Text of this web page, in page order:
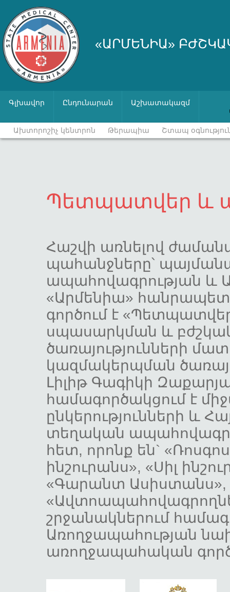
«ԱՐՄԵՆԻԱ»
Գլխավոր Ընդունարան
Աշխատակազմ
Ախտորոշիչ կենտրոն Թերապիա Շտապ
Պետպատվեր և
Հաշվի առնելով
պահանջները՝
ապահովագրության և
«Արմենիա»
գործում է
սպասարկման և
ծառայությունների
կազմակերպման
Լիլիթ Գագիկի
համագործակցում է
ընկերությունների և
տեղական
հետ, որոնք են`
ինշուրանս», «Սիլ
«Գարանտ Ասիստանս»,
շրջանակներում
Առողջապահության
առողջապահական